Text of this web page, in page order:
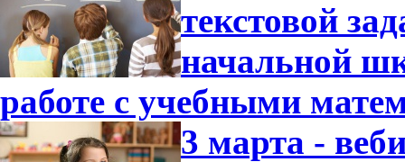
текстовой
начальной
работе с учебными
3 марта -